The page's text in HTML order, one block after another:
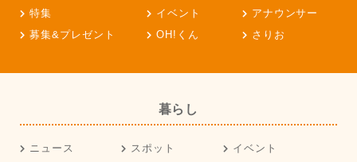
特集
イベント
アナウンサー
募集&プレゼント
OH!くん さりお
暮らし
ニュース スポット
イベント